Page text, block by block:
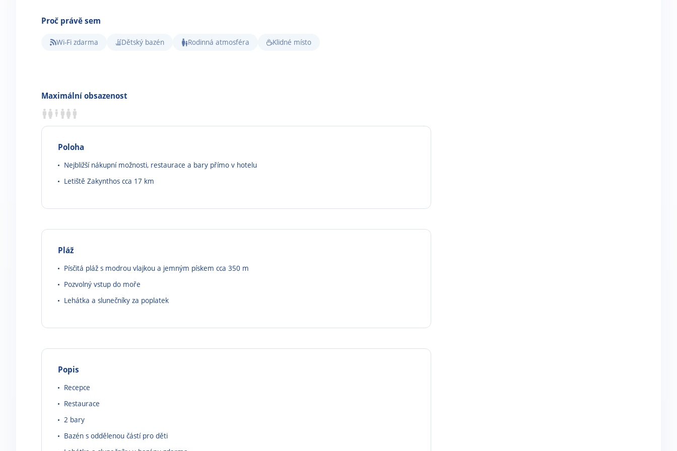
Proč právě sem
Wi-Fi zdarma Dětský bazén Rodinná atmosféra Klidné místo
Maximální obsazenost
Poloha
Nejbližší nákupní možnosti, restaurace a bary přímo v hotelu
Letiště Zakynthos cca 17 km
Pláž
Písčitá pláž s modrou vlajkou a jemným pískem cca 350 m
Pozvolný vstup do moře
Lehátka a slunečníky za poplatek
Popis
Recepce
Restaurace
2 bary
Bazén s oddělenou částí pro děti